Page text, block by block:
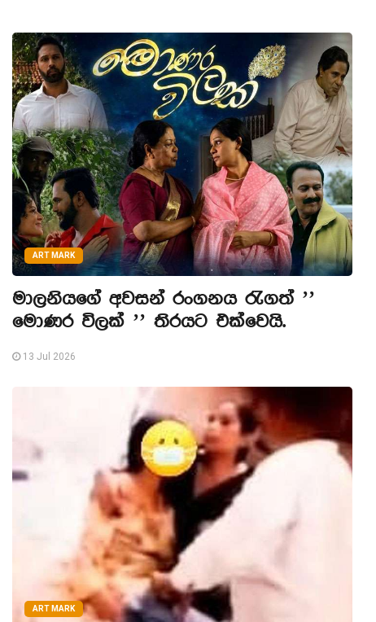
ART MARK
මාලනියගේ අවසන් රංගනය රැගත් ’’
මොණර විලක් ’’ තිරයට එක්වෙයි.
13 Jul 2026
ART MARK